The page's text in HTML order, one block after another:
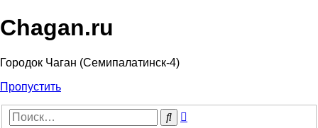
Chagan.ru
Городок Чаган (Семипалатинск-4)
Пропустить
Поиск